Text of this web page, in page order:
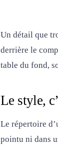
Un détail que
derrière le
table du fond,
Le style,
Le répertoire
pointu ni dans